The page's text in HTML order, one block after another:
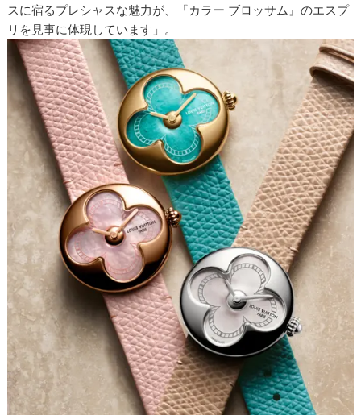
スに宿るプレシャスな魅力が、『カラー ブロッサム』のエスプ
リを見事に体現しています」。